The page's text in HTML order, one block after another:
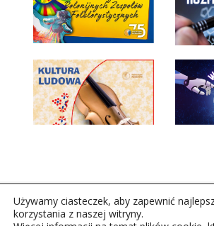
Używamy ciasteczek, aby zapewnić
korzystania z naszej witryny.